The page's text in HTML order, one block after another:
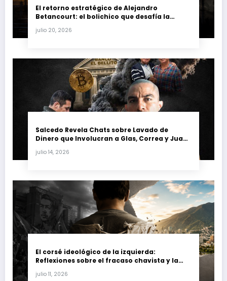
El retorno estratégico de Alejandro
Betancourt: el bolichico que desafía la
petrolera venezolana
julio 20, 2026
Salcedo Revela Chats sobre Lavado de
Dinero que Involucran a Glas, Correa y Juan
julio 14, 2026
El corsé ideológico de la izquierda:
Reflexiones sobre el fracaso chavista y la
julio 11, 2026